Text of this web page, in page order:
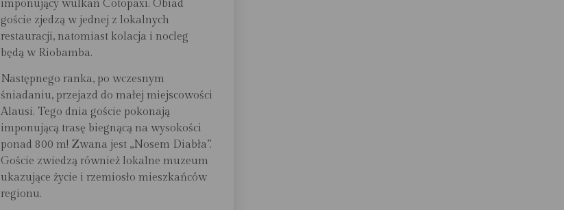
imponujący wulkan Cotopaxi. Obiad
goście zjedzą w jednej z lokalnych
restauracji, natomiast kolacja i nocleg
będą w Riobamba.
Następnego ranka, po wczesnym
śniadaniu, przejazd do małej miejscowości
Alausi. Tego dnia goście pokonają
imponującą trasę biegnącą na wysokości
ponad 800 m! Zwana jest „Nosem Diabła”.
Goście zwiedzą również lokalne muzeum
ukazujące życie i rzemiosło mieszkańców
regionu.